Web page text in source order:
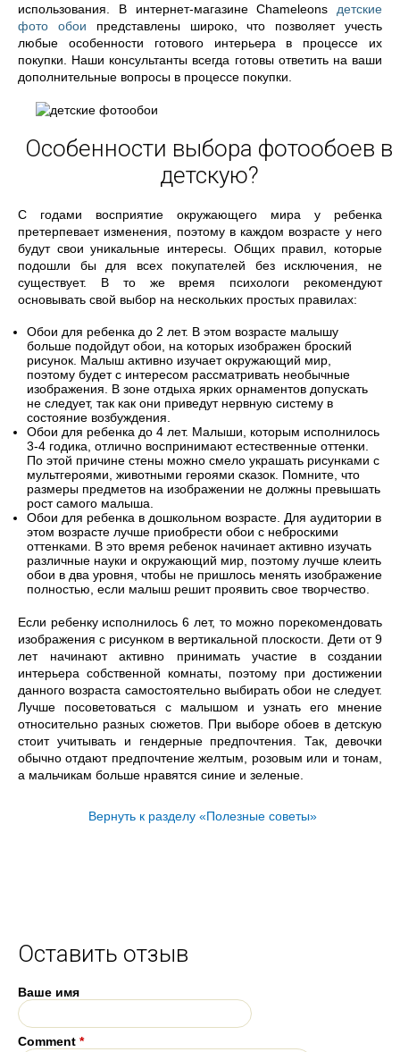
использования. В интернет-магазине Chameleons детские
фото обои представлены широко, что позволяет учесть
любые особенности готового интерьера в процессе их
покупки. Наши консультанты всегда готовы ответить на ваши
дополнительные вопросы в процессе покупки.
Особенности выбора фотообоев в
детскую?
С годами восприятие окружающего мира у ребенка
претерпевает изменения, поэтому в каждом возрасте у него
будут свои уникальные интересы. Общих правил, которые
подошли бы для всех покупателей без исключения, не
существует. В то же время психологи рекомендуют
основывать свой выбор на нескольких простых правилах:
Обои для ребенка до 2 лет. В этом возрасте малышу
больше подойдут обои, на которых изображен броский
рисунок. Малыш активно изучает окружающий мир,
поэтому будет с интересом рассматривать необычные
изображения. В зоне отдыха ярких орнаментов допускать
не следует, так как они приведут нервную систему в
состояние возбуждения.
Обои для ребенка до 4 лет. Малыши, которым исполнилось
3-4 годика, отлично воспринимают естественные оттенки.
По этой причине стены можно смело украшать рисунками с
мультгероями, животными героями сказок. Помните, что
размеры предметов на изображении не должны превышать
рост самого малыша.
Обои для ребенка в дошкольном возрасте. Для аудитории в
этом возрасте лучше приобрести обои с неброскими
оттенками. В это время ребенок начинает активно изучать
различные науки и окружающий мир, поэтому лучше клеить
обои в два уровня, чтобы не пришлось менять изображение
полностью, если малыш решит проявить свое творчество.
Если ребенку исполнилось 6 лет, то можно порекомендовать
изображения с рисунком в вертикальной плоскости. Дети от 9
лет начинают активно принимать участие в создании
интерьера собственной комнаты, поэтому при достижении
данного возраста самостоятельно выбирать обои не следует.
Лучше посоветоваться с малышом и узнать его мнение
относительно разных сюжетов. При выборе обоев в детскую
стоит учитывать и гендерные предпочтения. Так, девочки
обычно отдают предпочтение желтым, розовым или и тонам,
а мальчикам больше нравятся синие и зеленые.
Вернуть к разделу «Полезные советы»
Оставить отзыв
Ваше имя
Comment *